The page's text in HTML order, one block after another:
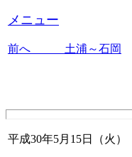
メニュー
前へ 土浦～石岡
平成30年5月15